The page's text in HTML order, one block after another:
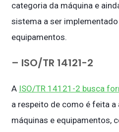
categoria da máquina e
sistema a ser
equipamentos.
– ISO/TR 14121-2
A ISO/TR 14121-2 busca
a respeito de como é feita
máquinas e equipamentos,